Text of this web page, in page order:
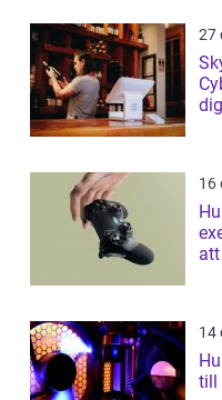
27
16
14
till